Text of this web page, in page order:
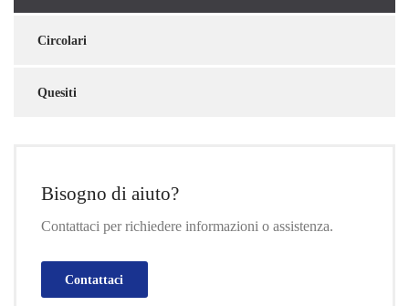
Circolari
Quesiti
Bisogno di aiuto?
Contattaci per richiedere informazioni o assistenza.
Contattaci